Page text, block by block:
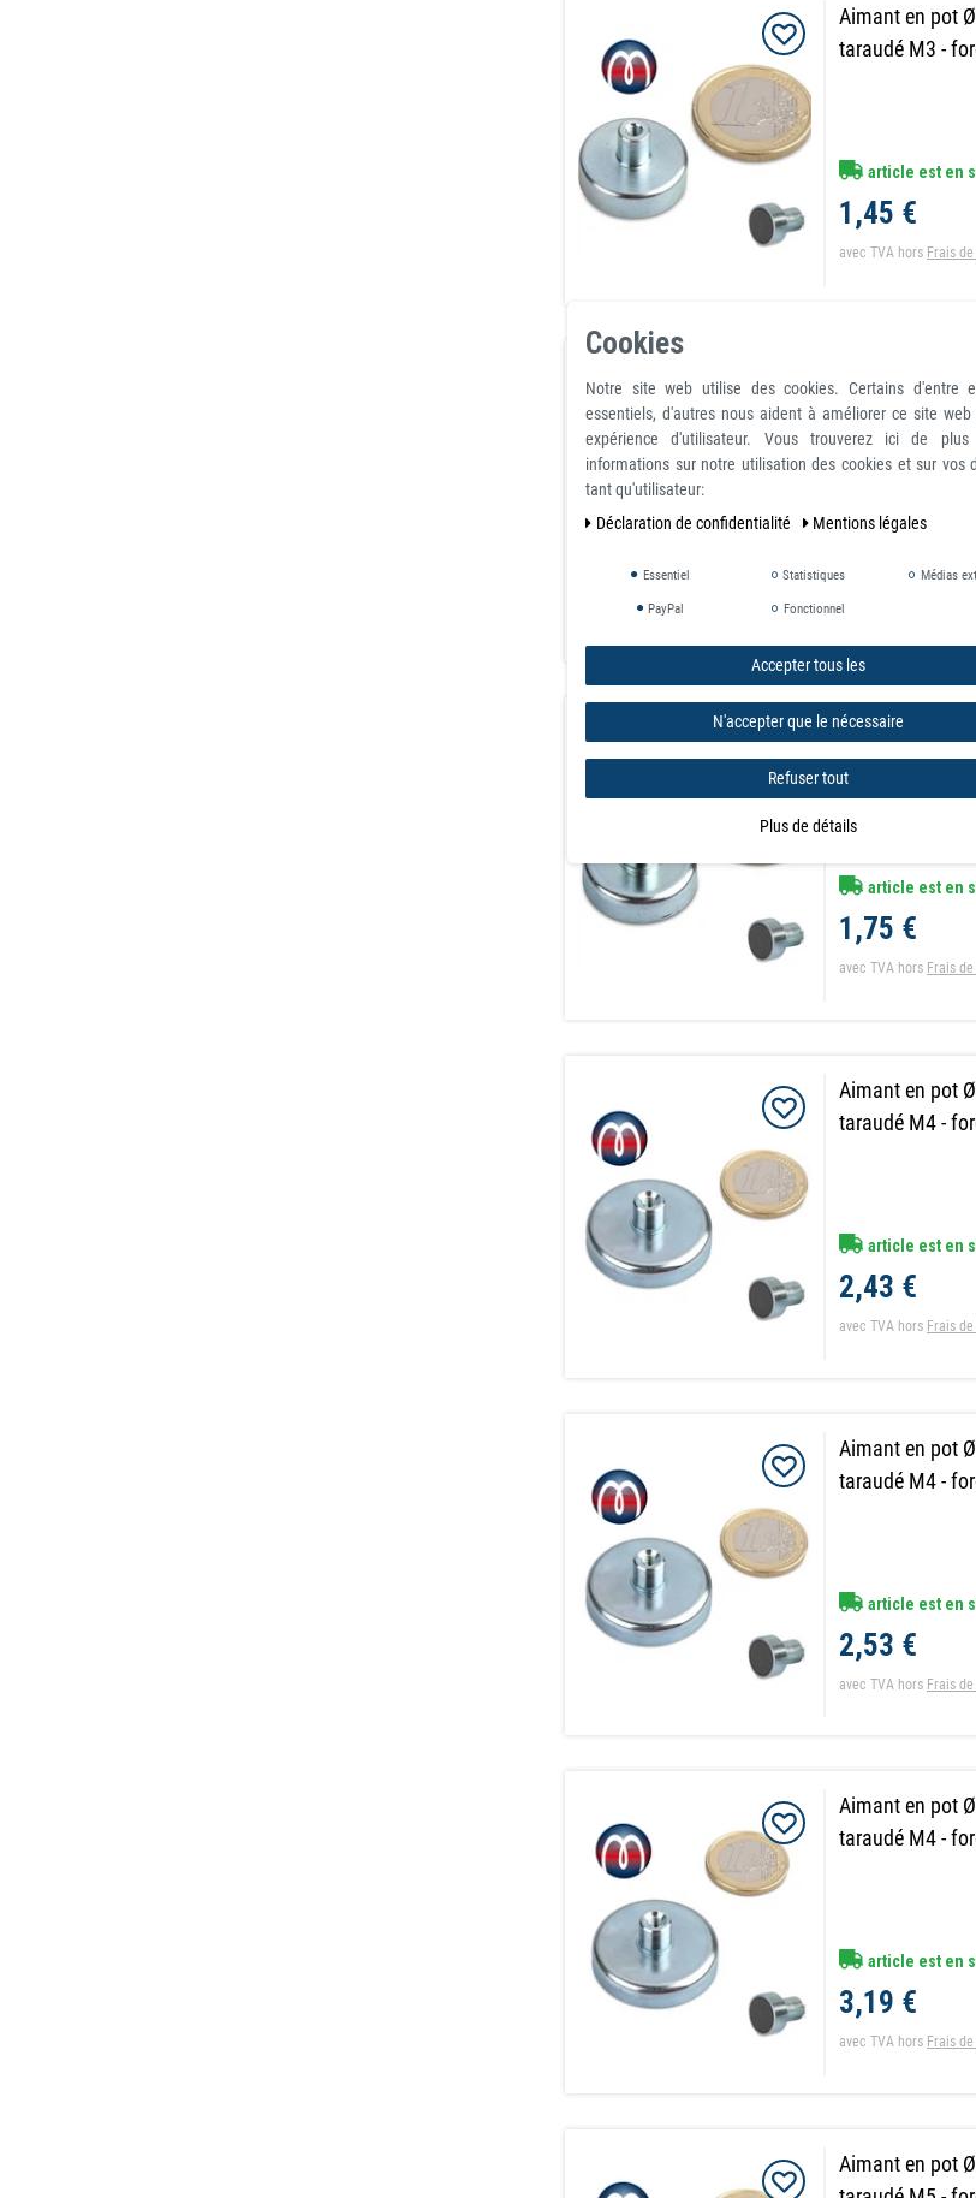
Aimant en pot
taraudé M3 -
article est en
1,45 €
avec TVA hors Frais
Aimant en pot
taraudé M4 -
article est en
1,75 €
avec TVA
Aimant en pot
taraudé M4 -
article est en
1,75 €
avec TVA hors Frais
Aimant en pot
taraudé M4 -
article est en
2,43 €
avec TVA hors Frais
Aimant en pot
taraudé M4 -
article est en
2,53 €
avec TVA hors Frais
Aimant en pot
taraudé M4 -
article est en
3,19 €
avec TVA hors Frais
Aimant en pot
Cookies
Notre site web utilise des cookies. Certains d'entre
essentiels, d'autres nous aident à améliorer ce site
expérience d'utilisateur. Vous trouverez ici de plus
informations sur notre utilisation des cookies et sur vos
tant qu'utilisateur:
Déclaration de confidentialité
Mentions légales
Essentiel Statistiques Médias
PayPal Fonctionnel
Accepter tous les
N'accepter que le nécessaire
Refuser tout
Plus de détails